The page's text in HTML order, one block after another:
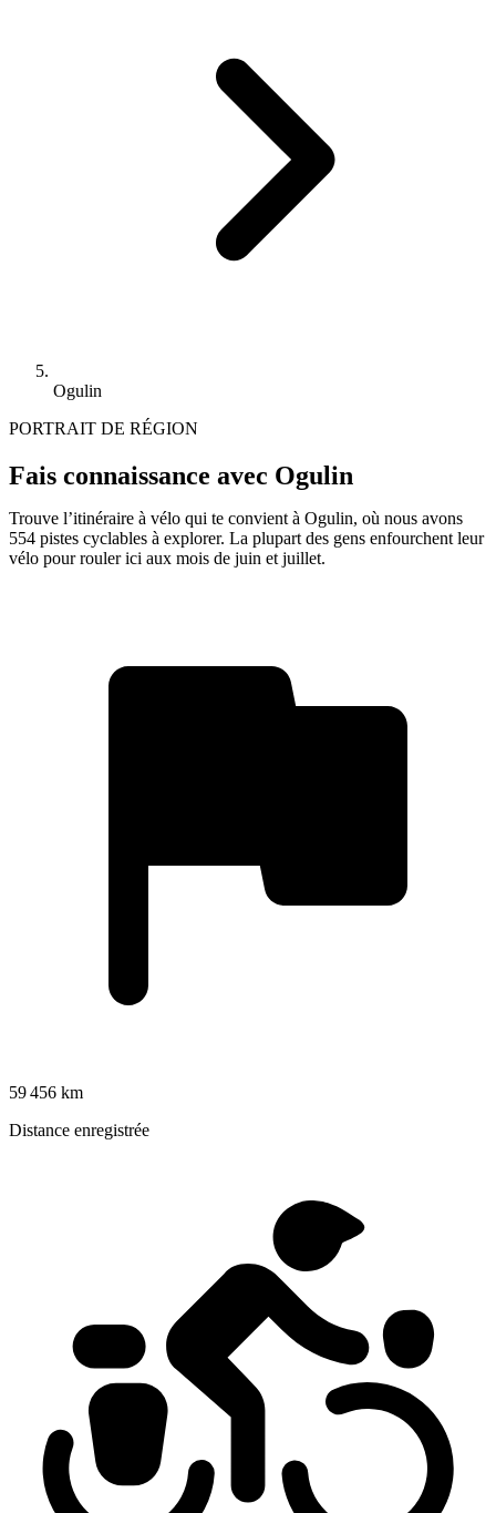
Ogulin
PORTRAIT DE RÉGION
Fais connaissance avec Ogulin
Trouve l’itinéraire à vélo qui te convient à Ogulin, où nous avons
554 pistes cyclables à explorer. La plupart des gens enfourchent leur
vélo pour rouler ici aux mois de juin et juillet.
59 456 km
Distance enregistrée